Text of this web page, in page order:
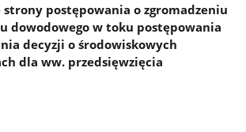
postępowania o zgromadzeniu
dowodowego w toku postępowania
decyzji o środowiskowych
dla ww. przedsięwzięcia